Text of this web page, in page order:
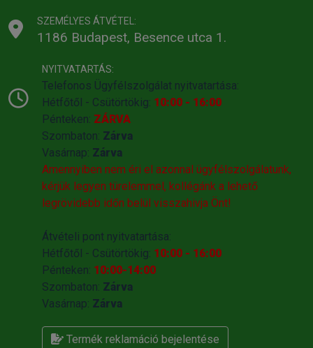
SZEMÉLYES ÁTVÉTEL:
1186 Budapest, Besence utca 1.
NYITVATARTÁS:
Telefonos Ügyfélszolgálat nyitvatartása:
Hétfőtől - Csütörtökig: 10:00 - 16:00
Pénteken: ZÁRVA
Szombaton: Zárva
Vasárnap: Zárva
Amennyiben nem éri el azonnal ügyfélszolgálatunk,
kérjük legyen türelemmel, kollégánk a lehető
legrövidebb időn belül visszahivja Önt!
Átvételi pont nyitvatartása:
Hétfőtől - Csütörtökig: 10:00 - 16:00
Pénteken: 10:00-14:00
Szombaton: Zárva
Vasárnap: Zárva
Termék reklamáció bejelentése